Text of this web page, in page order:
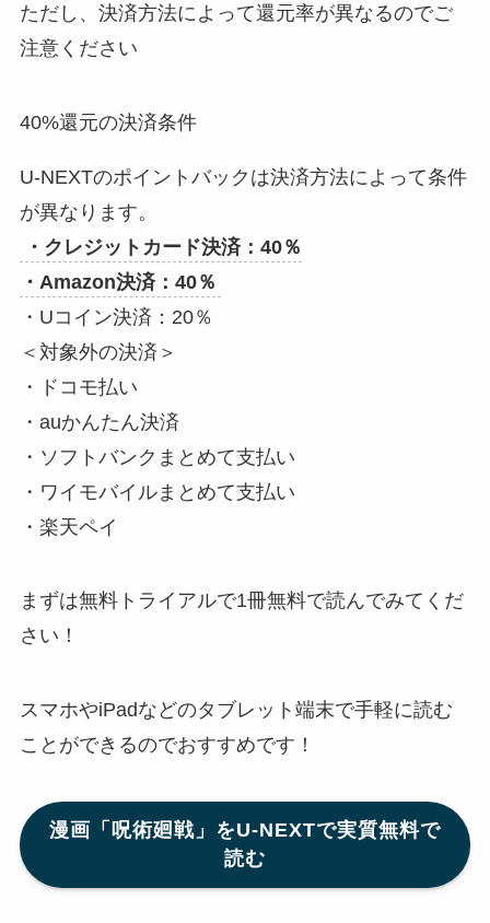
ただし、決済方法によって還元率が異なるのでご
注意ください
40%還元の決済条件
U-NEXTのポイントバックは決済方法によって条件
が異なります。
・クレジットカード決済：40％
・Amazon決済：40％
・Uコイン決済：20％
＜対象外の決済＞
・ドコモ払い
・auかんたん決済
・ソフトバンクまとめて支払い
・ワイモバイルまとめて支払い
・楽天ペイ
まずは無料トライアルで1冊無料で読んでみてくだ
さい！
スマホやiPadなどのタブレット端末で手軽に読む
ことができるのでおすすめです！
漫画「呪術廻戦」をU-NEXTで実質無料で
読む